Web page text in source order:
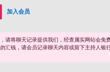
加入会员
请将聊天记录提供我们，经查属实网站会免
汇钱，请会员记录聊天内容或留下主持人银